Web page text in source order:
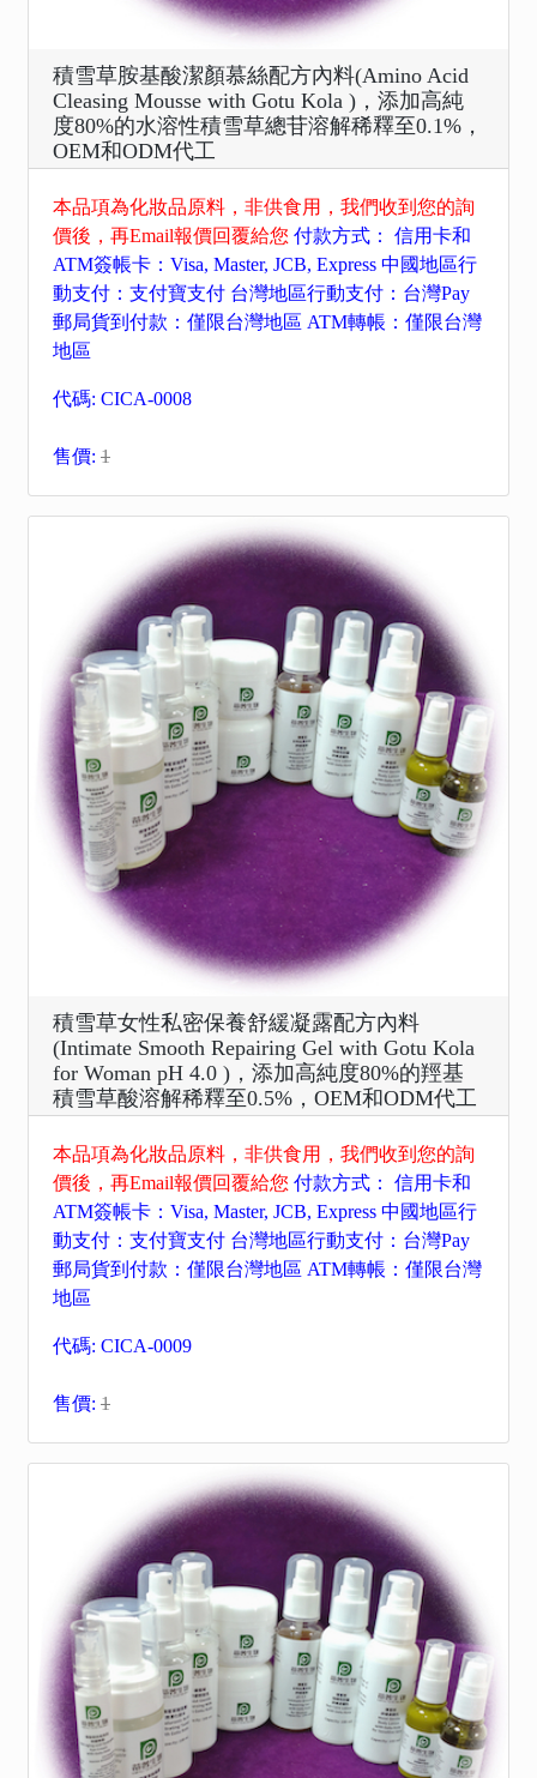
積雪草胺基酸潔顏慕絲配方內料(Amino Acid
Cleasing Mousse with Gotu Kola )，添加高純
度80%的水溶性積雪草總苷溶解稀釋至0.1%，
OEM和ODM代工
本品項為化妝品原料，非供食用，我們收到您的詢
價後，再Email報價回覆給您 付款方式： 信用卡和
ATM簽帳卡：Visa, Master, JCB, Express 中國地區行
動支付：支付寶支付 台灣地區行動支付：台灣Pay
郵局貨到付款：僅限台灣地區 ATM轉帳：僅限台灣
地區
代碼: CICA-0008
售價: 1
積雪草女性私密保養舒緩凝露配方內料
(Intimate Smooth Repairing Gel with Gotu Kola
for Woman pH 4.0 )，添加高純度80%的羥基
積雪草酸溶解稀釋至0.5%，OEM和ODM代工
本品項為化妝品原料，非供食用，我們收到您的詢
價後，再Email報價回覆給您 付款方式： 信用卡和
ATM簽帳卡：Visa, Master, JCB, Express 中國地區行
動支付：支付寶支付 台灣地區行動支付：台灣Pay
郵局貨到付款：僅限台灣地區 ATM轉帳：僅限台灣
地區
代碼: CICA-0009
售價: 1